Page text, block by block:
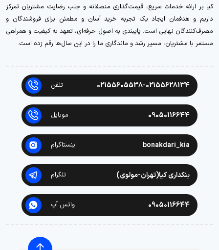
کیا بر ارائه خدمات سریع، قیمت‌گذاری منصفانه و جلب رضایت مشتریان تمرکز
داریم و هدفمان ایجاد یک تجربه خرید آسان و مطمئن برای فروشندگان و
مصرف‌کنندگان نهایی است. پایبندی به اصول حرفه‌ای، تعهد به کیفیت و همراهی
مستمر با مشتریان، مسیر رشد و ماندگاری ما را در این سال‌ها رقم زده است.
02155605538-02155628134 تلفن
09050116644 موبایل
bonakdari_kia اینستاگرام
بنکداری کیا(تهران-مولوی) تلگرام
09050116644 واتس آپ